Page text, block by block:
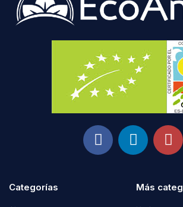
Categorías Más